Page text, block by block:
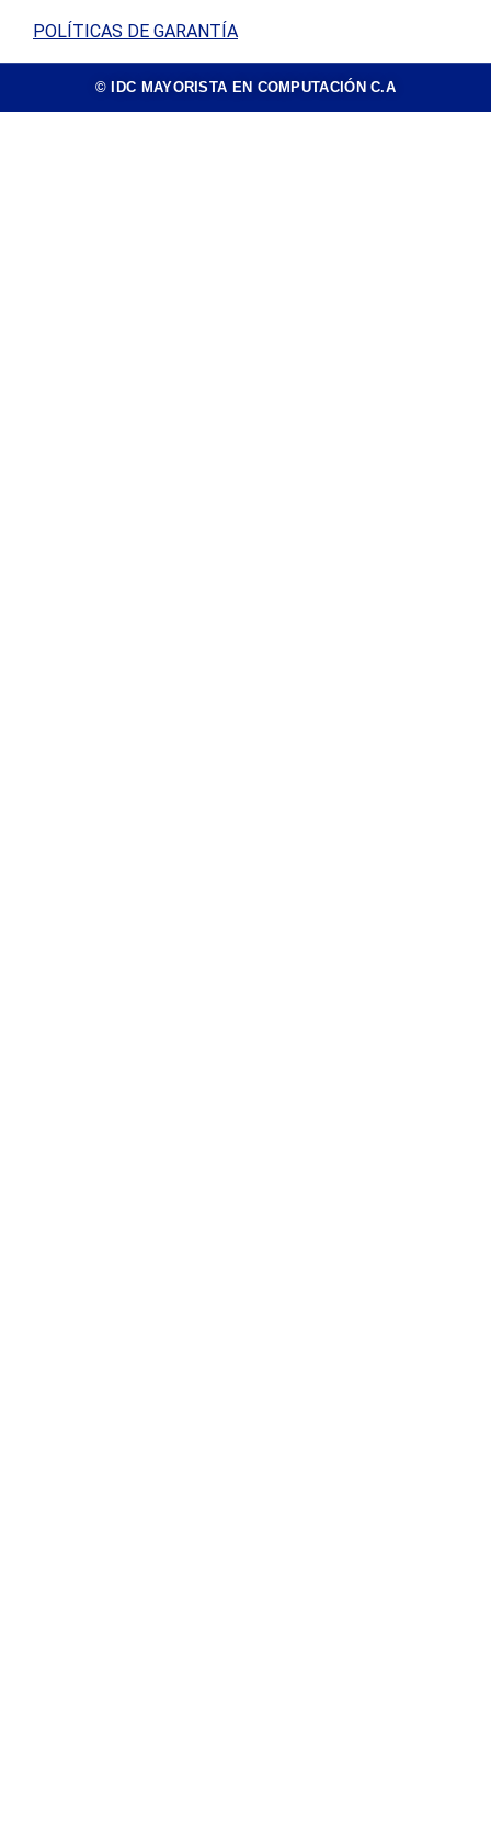
POLÍTICAS DE GARANTÍA
© IDC MAYORISTA EN COMPUTACIÓN C.A